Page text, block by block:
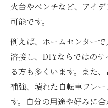
火台やベンチなど、アイ
可能です。
例えば、ホームセンター
溶接し、DIYならではの
る方も多くいます。また
補強、壊れた自転車フレ
す。自分の用途や好みに